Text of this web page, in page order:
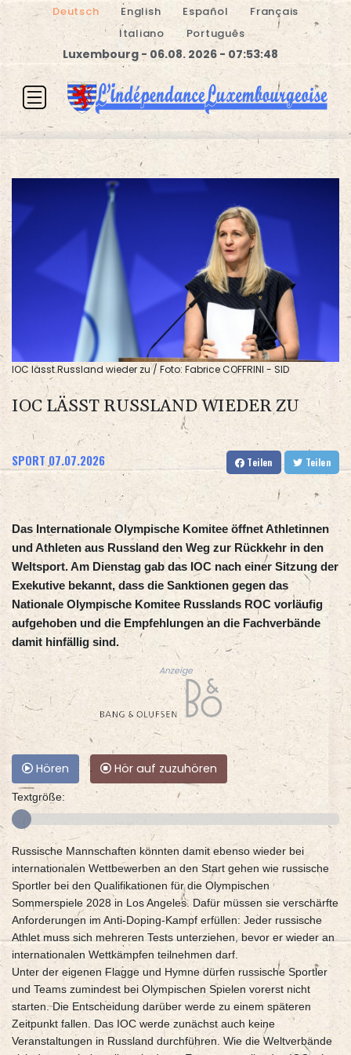
Deutsch English Español
Français
Italiano
Português
Luxembourg - 06.08. 2026 - 07:53:48
IOC lässt Russland wieder zu / Foto: Fabrice COFFRINI - SID
IOC LÄSST RUSSLAND WIEDER ZU
SPORT 07.07.2026 Teilen Teilen
Das Internationale Olympische Komitee öffnet Athletinnen
und Athleten aus Russland den Weg zur Rückkehr in den
Weltsport. Am Dienstag gab das IOC nach einer Sitzung der
Exekutive bekannt, dass die Sanktionen gegen das
Nationale Olympische Komitee Russlands ROC vorläufig
aufgehoben und die Empfehlungen an die Fachverbände
damit hinfällig sind.
Anzeige
Hören Hör auf zuzuhören
Textgröße:
Russische Mannschaften könnten damit ebenso wieder bei
internationalen Wettbewerben an den Start gehen wie russische
Sportler bei den Qualifikationen für die Olympischen
Sommerspiele 2028 in Los Angeles. Dafür müssen sie verschärfte
Anforderungen im Anti-Doping-Kampf erfüllen: Jeder russische
Athlet muss sich mehreren Tests unterziehen, bevor er wieder an
internationalen Wettkämpfen teilnehmen darf.
Unter der eigenen Flagge und Hymne dürfen russische Sportler
und Teams zumindest bei Olympischen Spielen vorerst nicht
starten. Die Entscheidung darüber werde zu einem späteren
Zeitpunkt fallen. Das IOC werde zunächst auch keine
Veranstaltungen in Russland durchführen. Wie die Weltverbände